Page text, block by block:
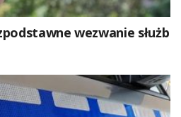
wezwanie służb